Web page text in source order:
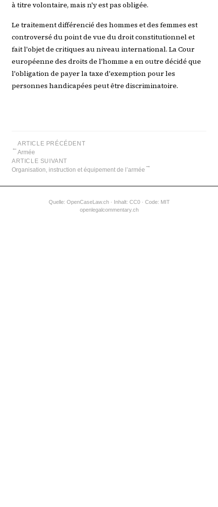
à titre volontaire, mais n'y est pas obligée.
Le traitement différencié des hommes et des femmes est
controversé du point de vue du droit constitutionnel et
fait l'objet de critiques au niveau international. La Cour
européenne des droits de l'homme a en outre décidé que
l'obligation de payer la taxe d'exemption pour les
personnes handicapées peut être discriminatoire.
←
ARTICLE PRÉCÉDENT
Armée
ARTICLE SUIVANT
Organisation, instruction et équipement de l’armée
→
Quelle: OpenCaseLaw.ch· Inhalt: CC0 · Code: MIT
openlegalcommentary.ch